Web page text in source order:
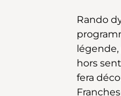
Rando
hors
fera